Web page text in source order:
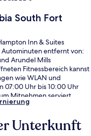
South Fort
Inn & Suites
Autominuten entfernt von:
Arundel Mills
Fitnessbereich kannst
wie WLAN und
07:00 Uhr bis 10:00 Uhr
Mitnehmen serviert.
hilfsbereite Personal zu
Unterkunft